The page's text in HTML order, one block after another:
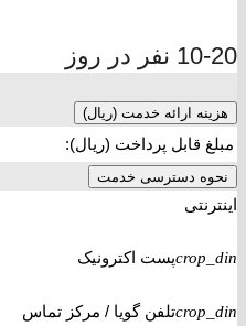
10-20 نفر در روز
هزینه ارائه خدمت (ریال)
مبلغ قابل پرداخت (ریال):
نحوه دسترسی خدمت
اینترنتی
crop_dinپست اکترونیک
crop_dinتلفن گویا / مرکز تماس